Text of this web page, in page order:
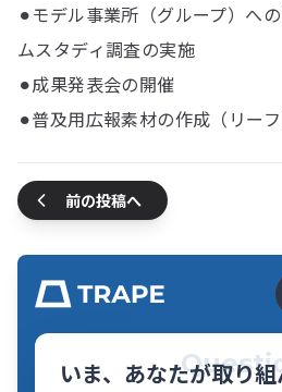
⚫︎モデル事業所（グループ）へ
ムスタディ調査の実施
⚫︎成果発表会の開催
⚫︎普及用広報素材の作成（リーフ
前の投稿へ
いま、あなたが取り